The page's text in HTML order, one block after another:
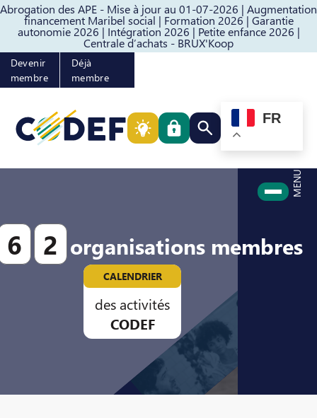
Abrogation des APE - Mise à jour au 01-07-2026 | Augmentation
financement Maribel social | Formation 2026 | Garantie
autonomie 2026 | Intégration 2026 | Petite enfance 2026 |
Centrale d’achats - BRUX'Koop
Passer au contenuPasser au pied de page
Devenir
membre
Déjà
membre
Rechercher quelque
FR
MENU
6 2 organisations membres
CALENDRIER
des activités
CODEF